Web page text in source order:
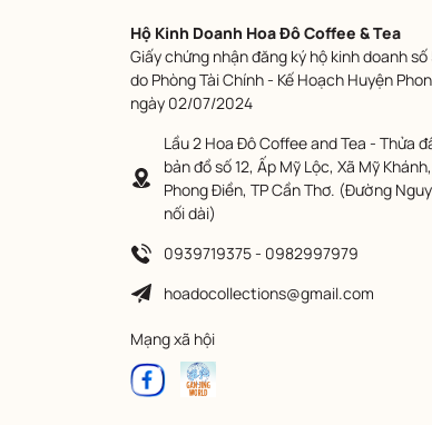
Hộ Kinh Doanh Hoa Đô Coffee & Tea
Giấy chứng nhận đăng ký hộ kinh doanh số
do Phòng Tài Chính - Kế Hoạch Huyện
ngày 02/07/2024
Lầu 2 Hoa Đô Coffee and Tea - Thửa
bản đồ số 12, Ấp Mỹ Lộc, Xã Mỹ
Phong Điền, TP Cần Thơ. (Đường
nối dài)
0939719375 - 0982997979
hoadocollections@gmail.com
Mạng xã hội